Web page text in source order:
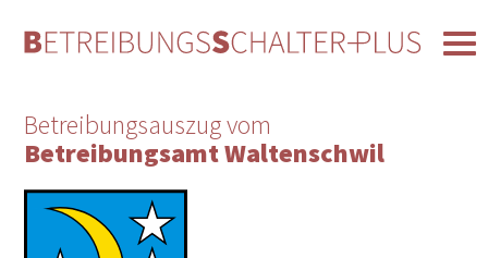
Betreibungsauszug vom
Betreibungsamt Waltenschwil